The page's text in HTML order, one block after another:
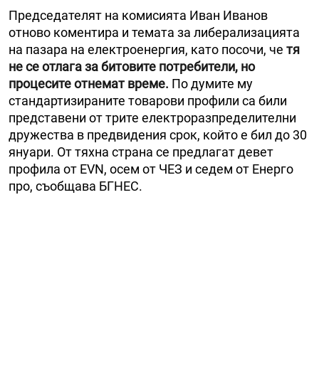
Председателят на комисията Иван Иванов
отново коментира и темата за либерализацията
на пазара на електроенергия, като посочи, че тя
не се отлага за битовите потребители, но
процесите отнемат време. По думите му
стандартизираните товарови профили са били
представени от трите електроразпределителни
дружества в предвидения срок, който е бил до 30
януари. От тяхна страна се предлагат девет
профила от EVN, осем от ЧЕЗ и седем от Енерго
про, съобщава БГНЕС.